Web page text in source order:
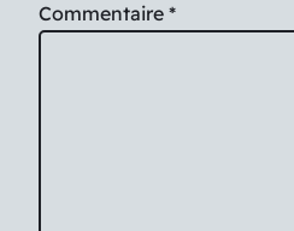
Commentaire *